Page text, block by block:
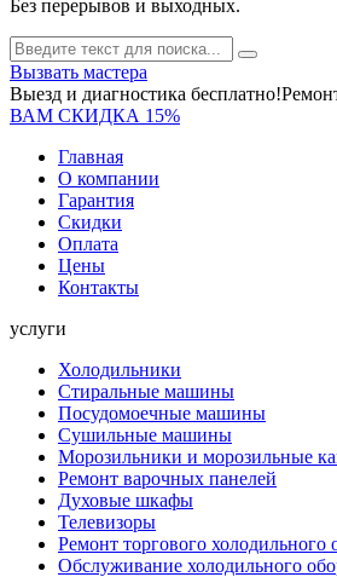
Без перерывов и выходных.
Вызвать мастера
Выезд и диагностика бесплатно!
ВАМ СКИДКА 15%
Главная
О компании
Гарантия
Скидки
Оплата
Цены
Контакты
услуги
Холодильники
Стиральные машины
Посудомоечные машины
Сушильные машины
Морозильники и морозильные
Ремонт варочных панелей
Духовые шкафы
Телевизоры
Ремонт торгового холодильного
Обслуживание холодильного